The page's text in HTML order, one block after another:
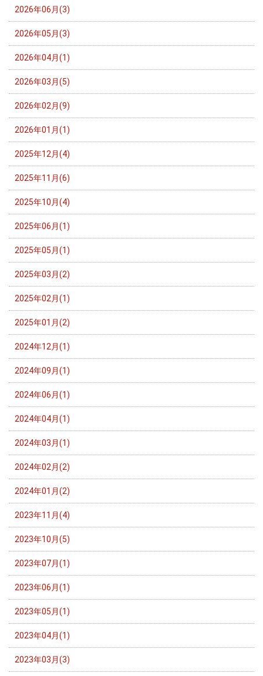
2026年06月(3)
2026年05月(3)
2026年04月(1)
2026年03月(5)
2026年02月(9)
2026年01月(1)
2025年12月(4)
2025年11月(6)
2025年10月(4)
2025年06月(1)
2025年05月(1)
2025年03月(2)
2025年02月(1)
2025年01月(2)
2024年12月(1)
2024年09月(1)
2024年06月(1)
2024年04月(1)
2024年03月(1)
2024年02月(2)
2024年01月(2)
2023年11月(4)
2023年10月(5)
2023年07月(1)
2023年06月(1)
2023年05月(1)
2023年04月(1)
2023年03月(3)